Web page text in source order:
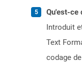
Qu'est-ce
Introduit
Text
codage